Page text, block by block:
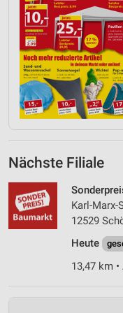
Nächste Filiale
Karl-Marx-
12529
Heute
13,47 km